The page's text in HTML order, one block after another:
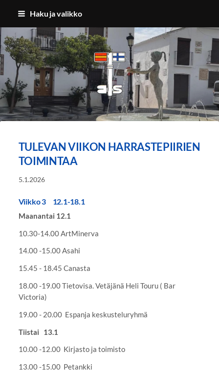
Siirry
sisältöön
Haku ja valikko
Benalmadenan Suomalaiset ry
TULEVAN VIIKON HARRASTEPIIRIEN
TOIMINTAA
5.1.2026
Viikko 3 12.1-18.1
Maanantai 12.1
10.30-14.00 ArtMinerva
14.00 -15.00 Asahi
15.45 - 18.45 Canasta
18.00 -19.00 Tietovisa. Vetäjänä Heli Touru ( Bar
Victoria)
19.00 - 20.00 Espanja keskusteluryhmä
Tiistai 13.1
10.00 -12.00 Kirjasto ja toimisto
13.00 -15.00 Petankki